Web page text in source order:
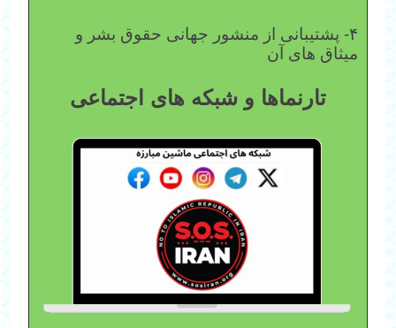
۴- پشتیبانی از منشور جهانی حقوق بشر و
میثاق های آن
تارنماها و شبکه های اجتماعی